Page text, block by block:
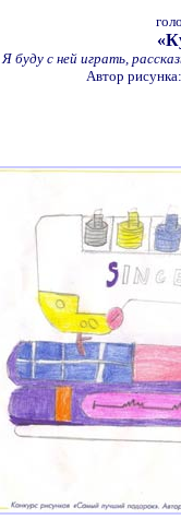
Я буду с ней играть,
Автор